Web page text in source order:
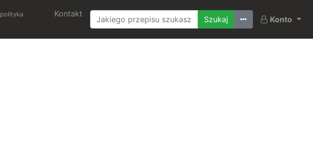
polityka
Kontakt
Ostatnio szukane
Konto